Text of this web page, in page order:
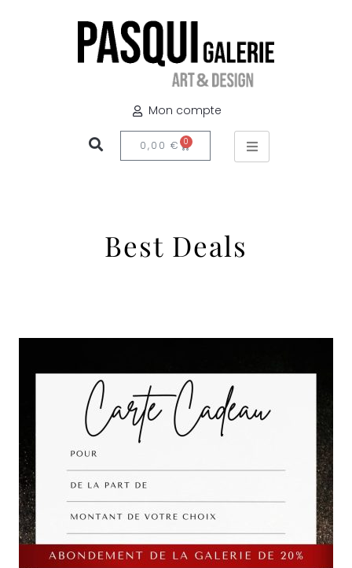
Mon compte
0,00 € 0
Best Deals